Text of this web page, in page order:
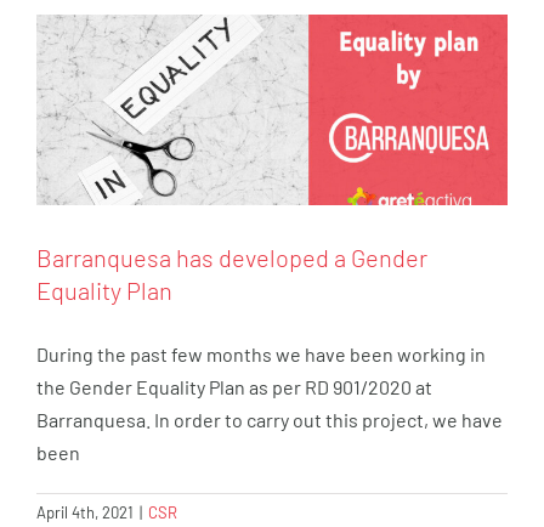
Barranquesa has developed a Gender
Equality Plan
During the past few months we have been working in
the Gender Equality Plan as per RD 901/2020 at
Barranquesa. In order to carry out this project, we have
been
April 4th, 2021 | CSR